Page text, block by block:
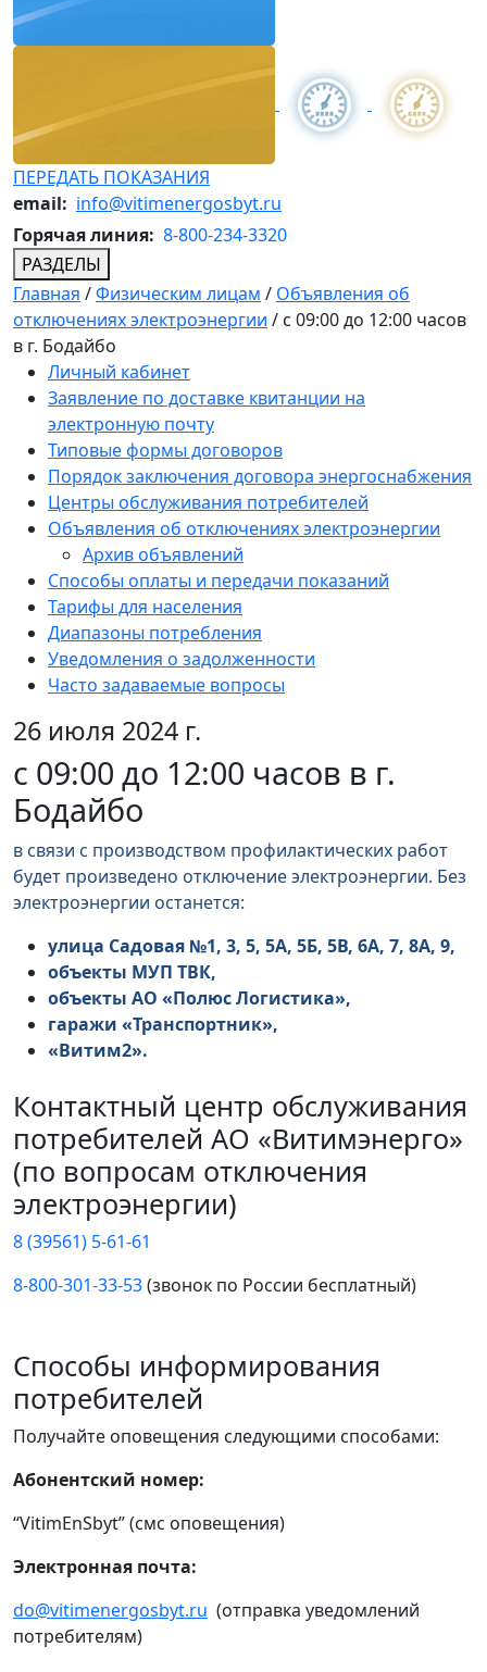
ПЕРЕДАТЬ ПОКАЗАНИЯ
email: info@vitimenergosbyt.ru
Горячая линия: 8-800-234-3320
РАЗДЕЛЫ
Главная /Физическим лицам / Объявления об
отключениях электроэнергии / с 09:00 до 12:00 часов
в г. Бодайбо
Личный кабинет
Заявление по доставке квитанции на
электронную почту
Типовые формы договоров
Порядок заключения договора энергоснабжения
Центры обслуживания потребителей
Объявления об отключениях электроэнергии
Архив объявлений
Способы оплаты и передачи показаний
Тарифы для населения
Диапазоны потребления
Уведомления о задолженности
Часто задаваемые вопросы
26 июля 2024 г.
с 09:00 до 12:00 часов в г.
Бодайбо
в связи с производством профилактических работ
будет произведено отключение электроэнергии. Без
электроэнергии останется:
улица Садовая №1, 3, 5, 5А, 5Б, 5В, 6А, 7, 8А, 9,
объекты МУП ТВК,
объекты АО «Полюс Логистика»,
гаражи «Транспортник»,
«Витим2».
Контактный центр обслуживания
потребителей АО «Витимэнерго»
(по вопросам отключения
электроэнергии)
8 (39561) 5-61-61
8-800-301-33-53(звонок по России бесплатный)
Способы информирования
потребителей
Получайте оповещения следующими способами:
Абонентский номер:
“VitimEnSbyt” (смс оповещения)
Электронная почта:
do@vitimenergosbyt.ru (отправка уведомлений
потребителям)